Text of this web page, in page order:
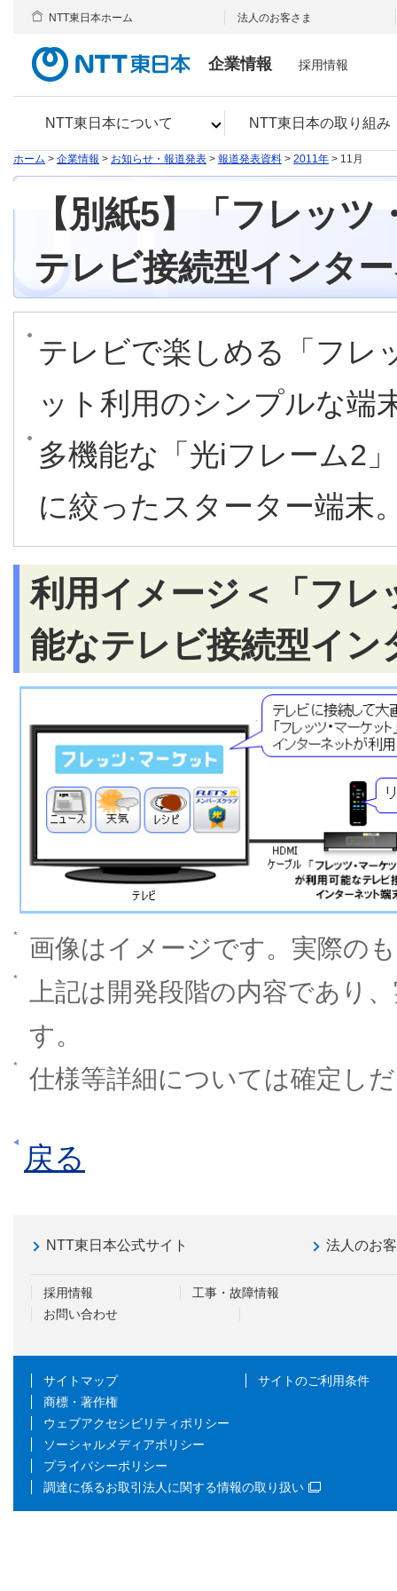
企業情報
NTT東日本について NTT東日本の取り組み
NTT東日本ホーム 法人のお客さま
採用情報
ホーム > 企業情報 > お知らせ・報道発表 > 報道発表資料 > 2011年 > 11月
【別紙5】「フレッ
テレビ接続型インタ
テレビで楽しめる「フレ
ット利用のシンプルな端
多機能な「光iフレーム2
に絞ったスターター端末
利用イメージ＜「フレ
能なテレビ接続型イン
* 画像はイメージです。実際の
*
上記は開発段階の内容であり
す。
* 仕様等詳細については確定し
戻る
NTT東日本公式サイト 法人のお
採用情報
工事・故障情報
お問い合わせ
サイトマップ
サイトのご利用条件
商標・著作権
ウェブアクセシビリティポリシー
ソーシャルメディアポリシー
プライバシーポリシー
調達に係るお取引法人に関する情報の取り扱い